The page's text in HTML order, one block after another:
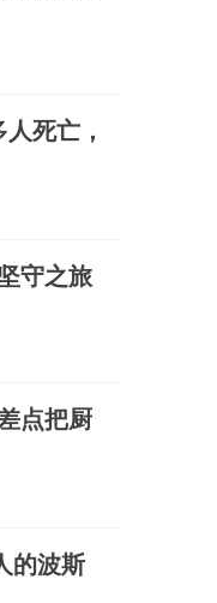
死亡，
守之旅
点把厨
的波斯